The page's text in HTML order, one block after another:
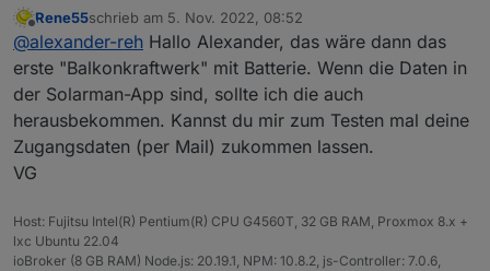
und finde den voll super!
Mir fehlt leider nur eine Kleinigkeit...
Der abgefragte WR ist ein Sofar HYD-20KTL-
3PH. Jetzt würde ich gerne den SOC der
Batterie abfragen damit ich weiß wie voll die
Batterie ist und damit ein Relais schalten kann.
Ist das irgendwie Möglich?
DANKE euch!!!!
Offline
Rene55schrieb am 5. Nov. 2022, 08:52
zuletzt editiert von
@alexander-reh Hallo Alexander, das wäre dann das
erste "Balkonkraftwerk" mit Batterie. Wenn die Daten in
der Solarman-App sind, sollte ich die auch
herausbekommen. Kannst du mir zum Testen mal deine
Zugangsdaten (per Mail) zukommen lassen.
VG
Host: Fujitsu Intel(R) Pentium(R) CPU G4560T, 32 GB RAM, Proxmox 8.x +
lxc Ubuntu 22.04
ioBroker (8 GB RAM) Node.js: 20.19.1, NPM: 10.8.2, js-Controller: 7.0.6,